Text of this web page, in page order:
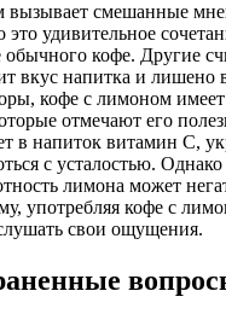
вызывает смешанные
это удивительное
кофе. Другие
вкус напитка и лишено
кофе с лимоном
отмечают его
в напиток витамин C,
с усталостью.
лимона может
употребляя кофе с
свои ощущения.